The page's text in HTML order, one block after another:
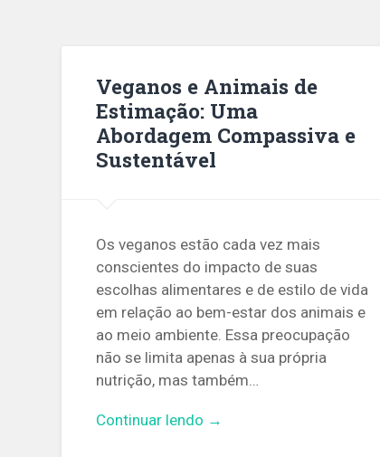
Veganos e Animais de
Estimação: Uma
Abordagem Compassiva e
Sustentável
Os veganos estão cada vez mais
conscientes do impacto de suas
escolhas alimentares e de estilo de vida
em relação ao bem-estar dos animais e
ao meio ambiente. Essa preocupação
não se limita apenas à sua própria
nutrição, mas também…
Continuar lendo →